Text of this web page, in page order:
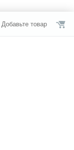
Добавьте товар